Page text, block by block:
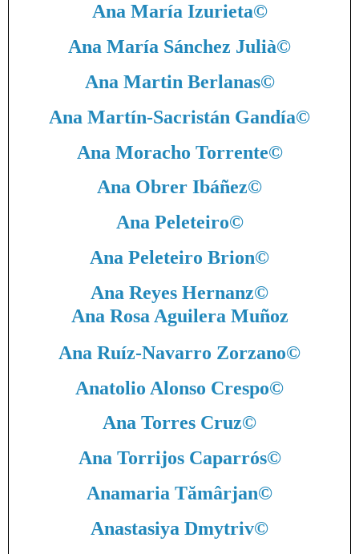
Ana María Izurieta©
Ana María Sánchez Julià©
Ana Martin Berlanas©
Ana Martín-Sacristán Gandía©
Ana Moracho Torrente©
Ana Obrer Ibáñez©
Ana Peleteiro©
Ana Peleteiro Brion©
Ana Reyes Hernanz©
Ana Rosa Aguilera Muñoz
Ana Ruíz-Navarro Zorzano©
Anatolio Alonso Crespo©
Ana Torres Cruz©
Ana Torrijos Caparrós©
Anamaria Tămârjan©
Anastasiya Dmytriv©